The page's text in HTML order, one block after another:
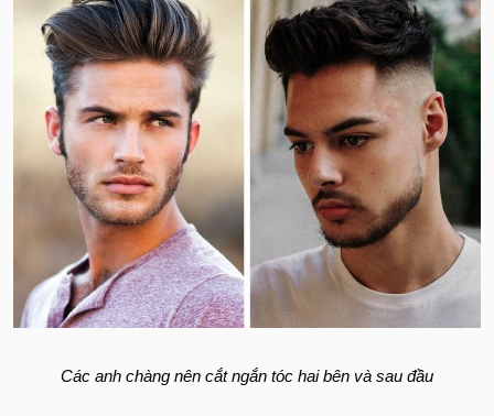
Các anh chàng nên cắt ngắn tóc hai bên và sau đầu